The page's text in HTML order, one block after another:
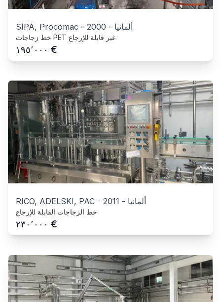
SIPA, Procomac - 2000 - ألمانيا
خط زجاجات PET غير قابلة للإرجاع
١٩٥٬٠٠٠ €
RICO, ADELSKI, PAC - 2011 - ألمانيا
خط الزجاجات القابلة للإرجاع
٢٣٠٬٠٠٠ €